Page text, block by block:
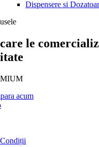
Dispensere si
le
acum